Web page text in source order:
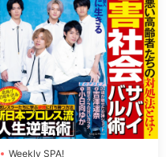
Weekly SPA!